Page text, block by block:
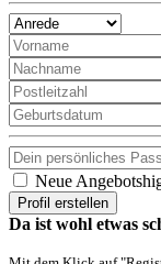
Neue
Profil erstellen
Da ist wohl etwas